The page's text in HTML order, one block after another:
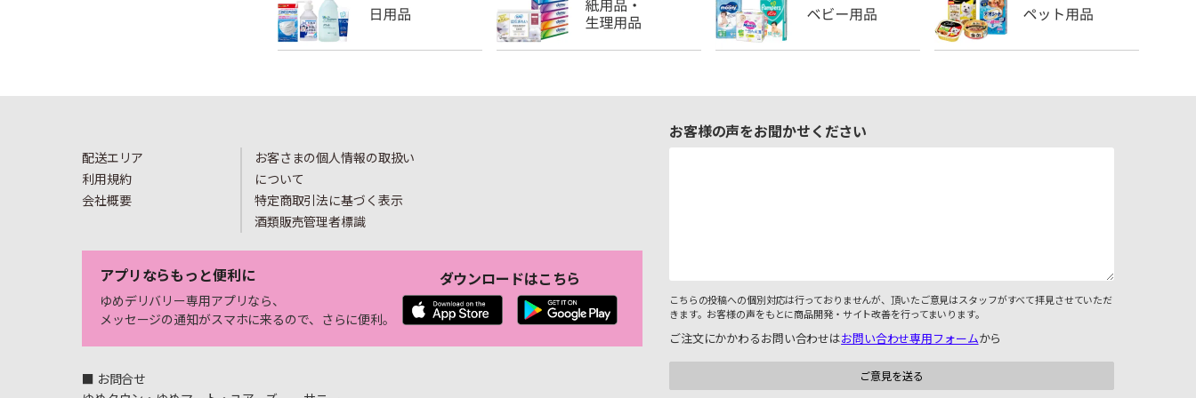
配送エリア
利用規約
会社概要
お客さまの個人情報の取扱い
について
特定商取引法に基づく表示
酒類販売管理者標識
アプリならもっと便利に
ゆめデリバリー専用アプリなら、
メッセージの通知がスマホに来るので、さらに便利。
ダウンロードはこちら
■ お問合せ
お客様の声をお聞かせください
こちらの投稿への個別対応は行っておりませんが、頂いたご意見はスタッフがすべて拝見させていただ
きます。お客様の声をもとに商品開発・サイト改善を行ってまいります。
ご注文にかかわるお問い合わせはお問い合わせ専用フォームから